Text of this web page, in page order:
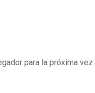
para la próxima vez